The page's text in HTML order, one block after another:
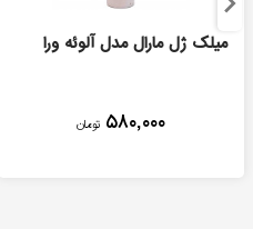
میلک ژل مارال مدل آلوئه ورا
۵۸۰,۰۰۰ تومان